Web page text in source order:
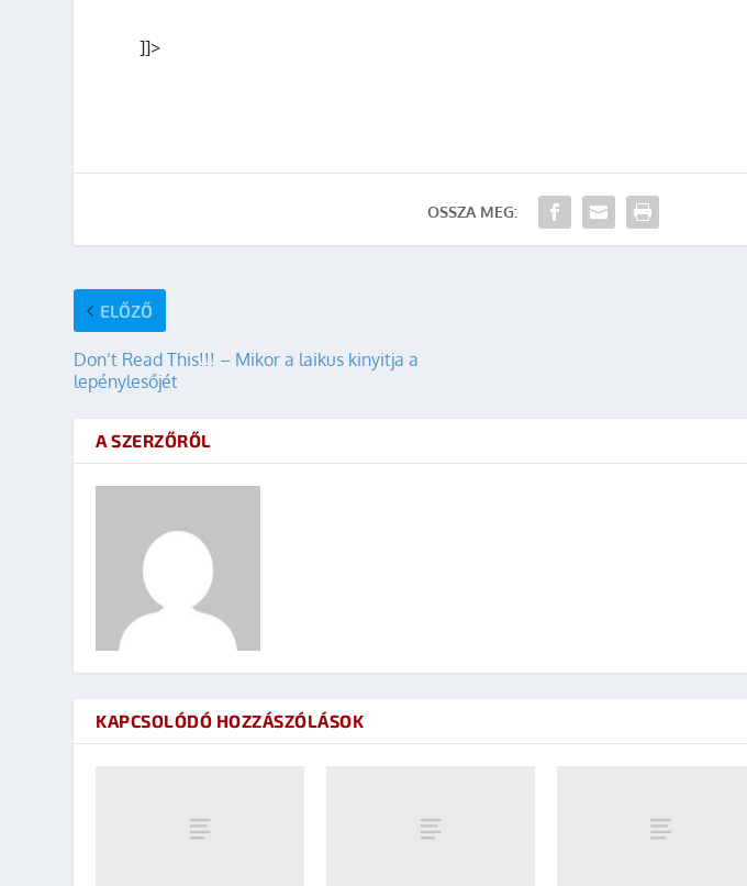
]]>
OSSZA MEG:
ELŐZŐ
Don’t Read This!!! – Mikor a laikus kinyitja a
lepénylesőjét
A SZERZŐRŐL
KAPCSOLÓDÓ HOZZÁSZÓLÁSOK